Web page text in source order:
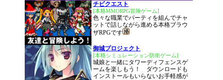
チビクエスト
[本格MMORPG冒険ゲーム]
色々な職業でパーティを組んでチャ
ットで話しながら進める本格ブラウ
ザRPGです
御城プロジェクト
[本格シミュレーション防衛ゲーム]
城娘と一緒にタワーディフェンスゲ
ームを楽しもう！ ダウンロードも
インストールもいらないお手軽感が